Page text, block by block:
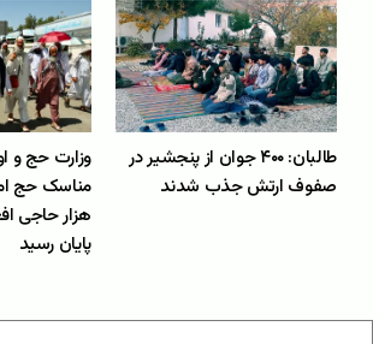
طالبان: ۴۰۰ جوان از پنجشیر در
صفوف ارتش جذب شدند
وزارت حج و‌
هزار حاجی
پایان رسید